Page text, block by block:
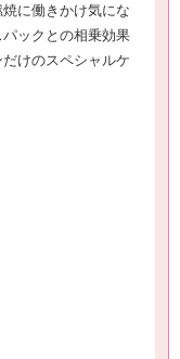
に働きかけ気にな
ックとの相乗効果
けのスペシャルケ